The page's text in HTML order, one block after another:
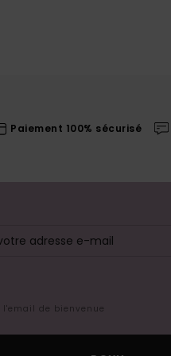
Paiement 100% sécurisé
de bienvenue